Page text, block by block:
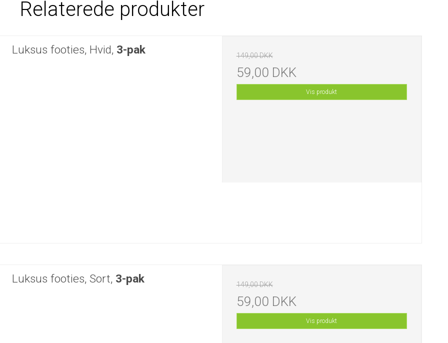
Relaterede produkter
Luksus footies, Hvid, 3-pak 149,00 DKK
59,00 DKK
Vis produkt
Luksus footies, Sort, 3-pak 149,00 DKK
59,00 DKK
Vis produkt